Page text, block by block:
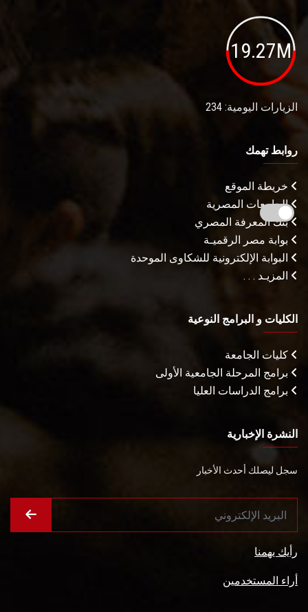
19.27M
الزيارات اليومية: 234
روابط تهمك
خريطة الموقع
الجامعات المصرية
بنك المعرفة المصري
بوابة مصر الرقميـة
البوابة الإلكترونية للشكاوى الموحدة
المزيـد . . .
الكليات و البرامج النوعية
كليات الجامعة
برامج المرحلة الجامعية الأولى
برامج الدراسات العليا
النشرة الإخبارية
سجل ليصلك أحدث الأخبار
رأيك يهمنا
أراء المستخدمين